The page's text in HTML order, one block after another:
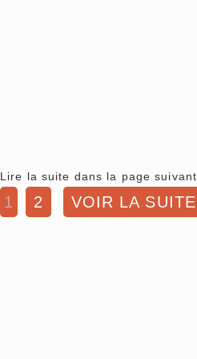
Lire la suite dans la page
1 2 VOIR LA SUITE